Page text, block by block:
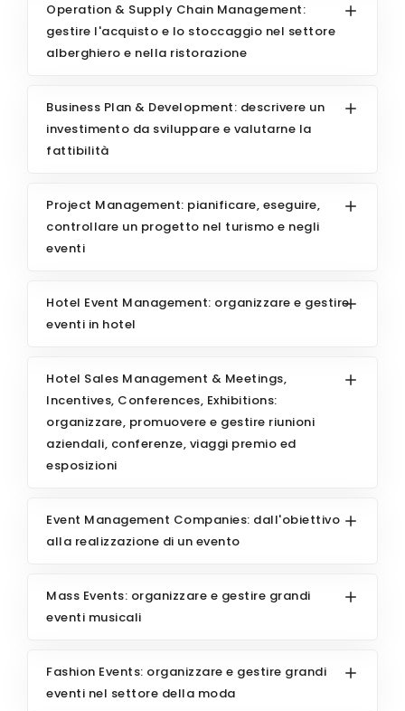
Operation & Supply Chain Management:
gestire l'acquisto e lo stoccaggio nel settore
alberghiero e nella ristorazione
Business Plan & Development: descrivere un
investimento da sviluppare e valutarne la
fattibilità
Project Management: pianificare, eseguire,
controllare un progetto nel turismo e negli
eventi
Hotel Event Management: organizzare e gestire
eventi in hotel
Hotel Sales Management & Meetings,
Incentives, Conferences, Exhibitions:
organizzare, promuovere e gestire riunioni
aziendali, conferenze, viaggi premio ed
esposizioni
Event Management Companies: dall'obiettivo
alla realizzazione di un evento
Mass Events: organizzare e gestire grandi
eventi musicali
Fashion Events: organizzare e gestire grandi
eventi nel settore della moda